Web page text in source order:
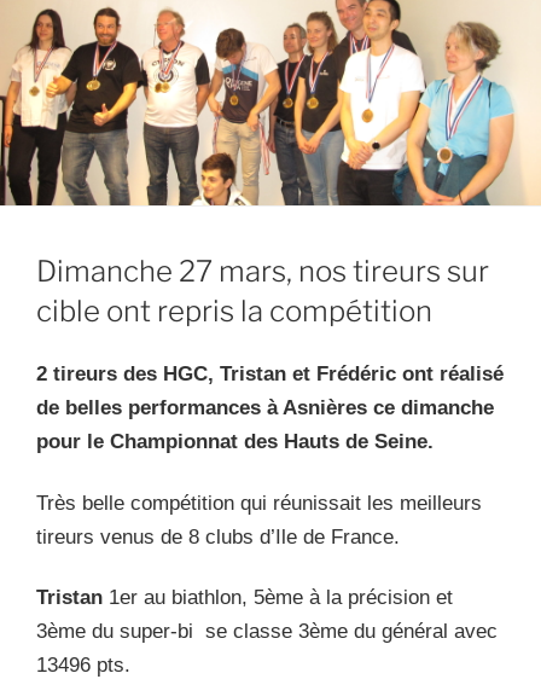
Dimanche 27 mars, nos tireurs sur
cible ont repris la compétition
2 tireurs des HGC, Tristan et Frédéric ont réalisé
de belles performances à Asnières ce dimanche
pour le Championnat des Hauts de Seine.
Très belle compétition qui réunissait les meilleurs
tireurs venus de 8 clubs d’Ile de France.
Tristan 1er au biathlon, 5ème à la précision et
3ème du super-bi se classe 3ème du général avec
13496 pts.